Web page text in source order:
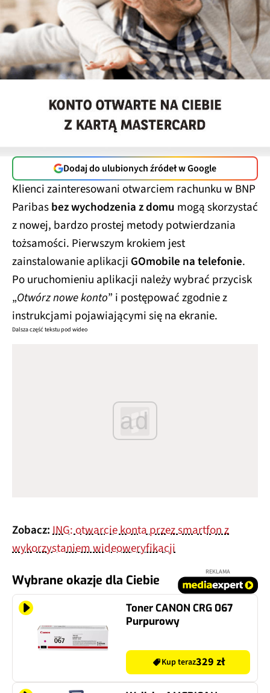
Dodaj do ulubionych źródeł w Google
Klienci zainteresowani otwarciem rachunku w BNP
Paribasbez wychodzenia z domu mogą skorzystać
z nowej, bardzo prostej metody potwierdzania
tożsamości. Pierwszym krokiem jest
zainstalowanie aplikacji GOmobile na telefonie.
Po uruchomieniu aplikacji należy wybrać przycisk
„Otwórz nowe konto” i postępować zgodnie z
instrukcjami pojawiającymi się na ekranie.
Dalsza część tekstu pod wideo
ad
Zobacz:ING: otwarcie konta przez smartfon z
wykorzystaniem wideoweryfikacji
Wybrane okazje dla Ciebie
REKLAMA
Toner CANON CRG 067
Purpurowy
Kup teraz329 zł